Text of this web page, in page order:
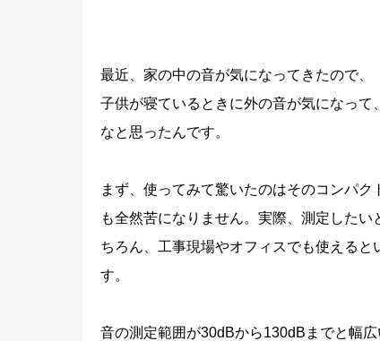
最近、家の中の音が気になってきたので、
子供が寝ているときに外の音が気になっ
なと思ったんです。
まず、使ってみて驚いたのはそのコンパ
も全然苦になりません。実際、測定した
ちろん、工事現場やオフィスでも使える
す。
音の測定範囲が30dBから130dBまでと幅